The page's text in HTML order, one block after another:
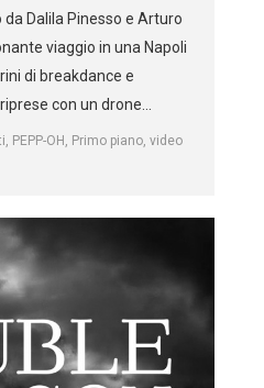
da Dalila Pinesso e Arturo
viaggio in una Napoli
di breakdance e
con un drone…
, PEPP-OH , Primo piano, video